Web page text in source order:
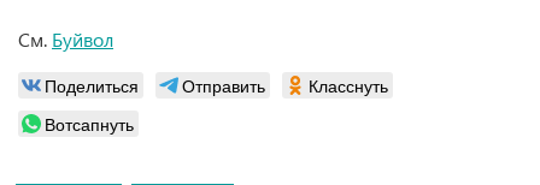
См. Буйвол
Поделиться Отправить
Класснуть
Вотсапнуть